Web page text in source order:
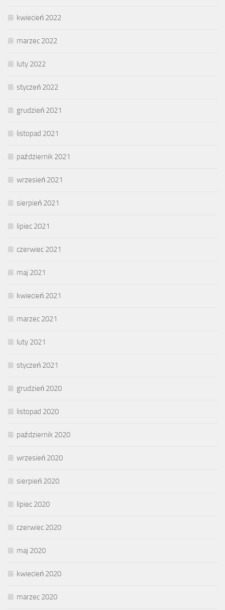
kwiecień 2022
marzec 2022
luty 2022
styczeń 2022
grudzień 2021
listopad 2021
październik 2021
wrzesień 2021
sierpień 2021
lipiec 2021
czerwiec 2021
maj 2021
kwiecień 2021
marzec 2021
luty 2021
styczeń 2021
grudzień 2020
listopad 2020
październik 2020
wrzesień 2020
sierpień 2020
lipiec 2020
czerwiec 2020
maj 2020
kwiecień 2020
marzec 2020